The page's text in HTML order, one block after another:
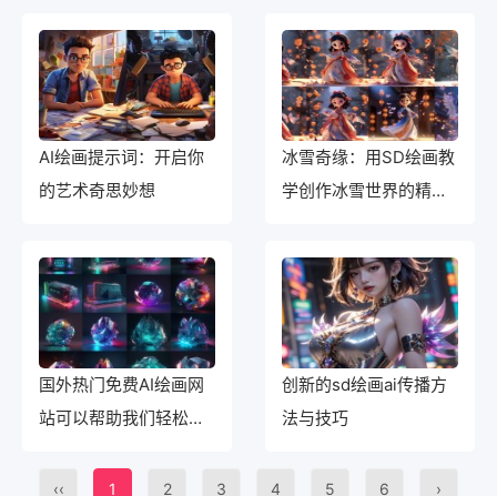
AI绘画提示词：开启你
的艺术奇思妙想
冰雪奇缘：用SD绘画教
学创作冰雪世界的精美
国外热门免费AI绘画网
站可以帮助我们轻松地
创新的sd绘画ai传播方
法与技巧
‹‹ 1 2 3 4 5 6 ›